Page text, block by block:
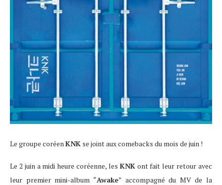
Le groupe coréenKNK se joint aux comebacks du mois de juin !
Le 2 juin a midi heure coréenne, les KNKont fait leur retour avec
leur premier mini-album “Awake” accompagné du MV de la